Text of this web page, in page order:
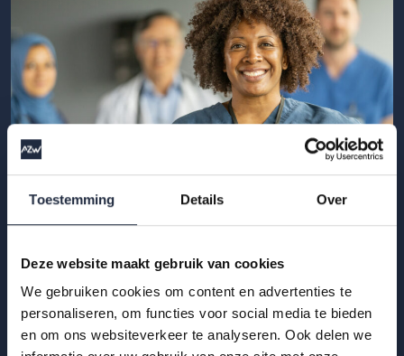
Toestemming Details Over
Deze website maakt gebruik van cookies
We gebruiken cookies om content en advertenties te
personaliseren, om functies voor social media te bieden
en om ons websiteverkeer te analyseren. Ook delen we
Zzp’ers in zorg en welzijn: wat weten we
echt?
Wat weten we echt over zzp’ers in zorg en welzijn? Deze